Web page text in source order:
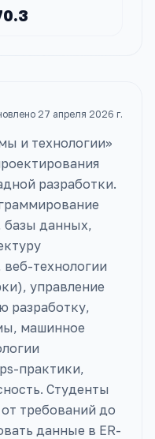
27 апреля 2026 г.
и технологии»
разработки.
базы данных,
технологии
управление
разработку,
машинное
практики,
Студенты
требований до
данные в ER-